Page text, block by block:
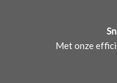
Met onze